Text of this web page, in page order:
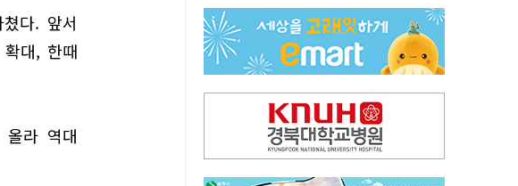
다. 앞서
대, 한때
올라 역대
SK하이닉스, 주당 375원 분기 배당 공시…"3분기 중 주주환원 방안 확정"
이의준 전 경북도 새마을봉사과장, 제28대 울릉군 부군수 취임
"상법개정해도 주주가 '봉'"…하이닉스 솔리다임 상장설에 술렁[개미와글와글]